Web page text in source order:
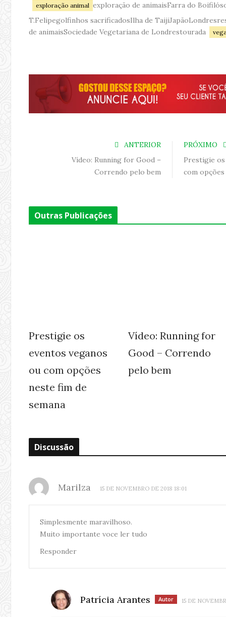
exploração animal exploração de animaisFarra do
T.Felipegolfinhos sacrificadosIlha de
de animaisSociedade Vegetariana de Londrestourada
ANTERIOR
Vídeo: Running for Good –
Correndo pelo bem
PRÓXIMO
Prestigie
com opções
Outras Publicações
Prestigie os
eventos veganos
ou com opções
neste fim de
semana
Vídeo: Running for
Good – Correndo
pelo bem
Discussão
Marilza 15 DE NOVEMBRO DE 2018 18:01
Simplesmente maravilhoso.
Muito importante voce ler tudo
Responder
Patrícia Arantes Autor 15 DE